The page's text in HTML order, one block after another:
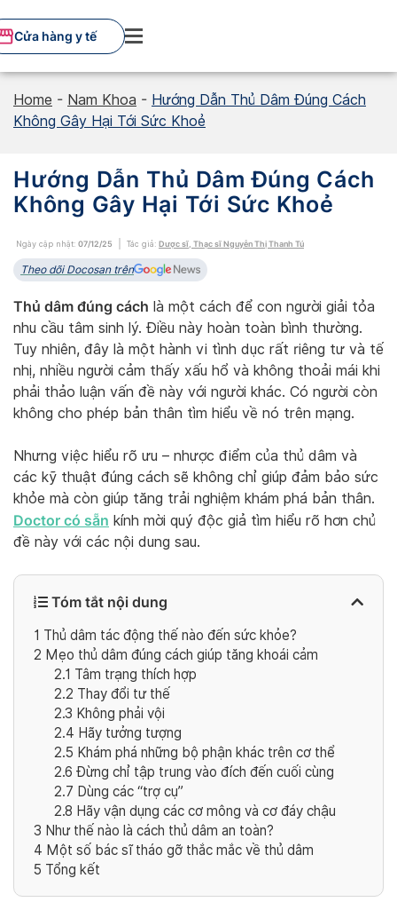
to
content
Cửa hàng y tế
Home - Nam Khoa - Hướng Dẫn Thủ Dâm Đúng Cách
Không Gây Hại Tới Sức Khoẻ
Hướng Dẫn Thủ Dâm Đúng Cách
Không Gây Hại Tới Sức Khoẻ
Ngày cập nhật: 07/12/25 Tác giả: Dược sĩ, Thạc sĩ Nguyễn Thị Thanh Tú
Theo dõi Docosan trên
Thủ dâm đúng cách là một cách để con người giải tỏa
nhu cầu tâm sinh lý. Điều này hoàn toàn bình thường.
Tuy nhiên, đây là một hành vi tình dục rất riêng tư và tế
nhị, nhiều người cảm thấy xấu hổ và không thoải mái khi
phải thảo luận vấn đề này với người khác. Có người còn
không cho phép bản thân tìm hiểu về nó trên mạng.
Nhưng việc hiểu rõ ưu – nhược điểm của thủ dâm và
các kỹ thuật đúng cách sẽ không chỉ giúp đảm bảo sức
khỏe mà còn giúp tăng trải nghiệm khám phá bản thân.
Doctor có sẵn kính mời quý độc giả tìm hiểu rõ hơn chủ
đề này với các nội dung sau.
Tóm tắt nội dung
1 Thủ dâm tác động thế nào đến sức khỏe?
2 Mẹo thủ dâm đúng cách giúp tăng khoái cảm
2.1 Tâm trạng thích hợp
2.2 Thay đổi tư thế
2.3 Không phải vội
2.4 Hãy tưởng tượng
2.5 Khám phá những bộ phận khác trên cơ thể
2.6 Đừng chỉ tập trung vào đích đến cuối cùng
2.7 Dùng các “trợ cụ”
2.8 Hãy vận dụng các cơ mông và cơ đáy chậu
3 Như thế nào là cách thủ dâm an toàn?
4 Một số bác sĩ tháo gỡ thắc mắc về thủ dâm
5 Tổng kết